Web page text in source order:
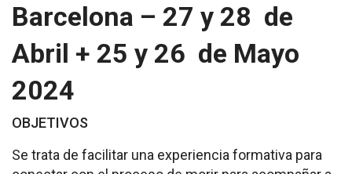
Docentes
Socios de Número
Socios Colaboradores
Colaboramos con
Formaciones
Barcelona – 27 y 28 de
Abril + 25 y 26 de Mayo
2024
OBJETIVOS
Se trata de facilitar una experiencia formativa para